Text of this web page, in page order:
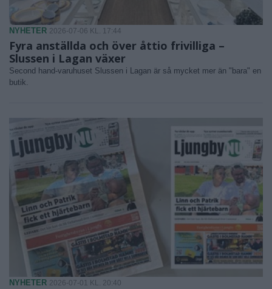
NYHETER 2026-07-06 KL. 17:44
Fyra anställda och över åttio frivilliga –
Slussen i Lagan växer
Second hand-varuhuset Slussen i Lagan är så mycket mer än "bara" en
butik.
NYHETER 2026-07-01 KL. 20:40